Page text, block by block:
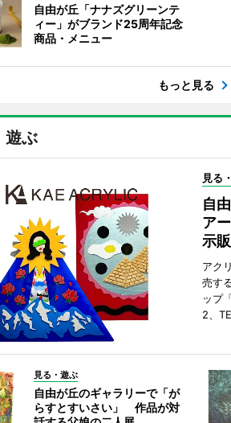
自由が丘「ナナズグリーンテ
ィー」がブランド25周年記念
商品・メニュー
もっと見る
遊ぶ
見る
自
ア
示
アク
売す
ップ
2、
見る・遊ぶ
自由が丘のギャラリーで「が
らすとすいさい」 作品が対